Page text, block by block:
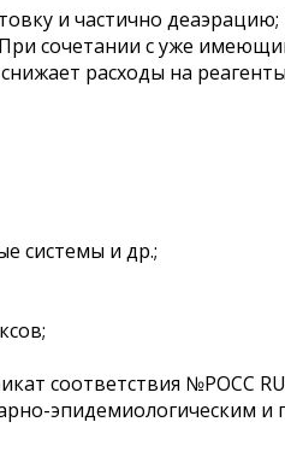
и частично деаэрацию;
сочетании с уже
расходы на
системы и др.;
соответствия №РОСС
эпидемиологическим и